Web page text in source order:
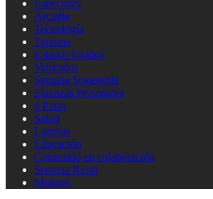
Especiales
Arcadia
Tecnología
Turismo
Estados Unidos
Vehículos
Semana Sostenible
Finanzas Personales
4 Patas
Salud
Loterías
Educación
Contenido en colaboración
Semana Rural
Mujeres